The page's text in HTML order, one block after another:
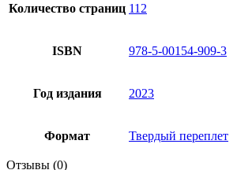
Количество страниц 112
ISBN 978-5-00154-909-3
Год издания 2023
Формат Твердый переплет
Отзывы (0)